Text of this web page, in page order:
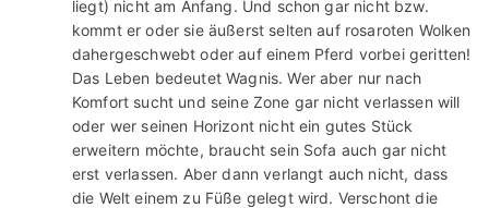
liegt) nicht am Anfang. Und schon gar nicht bzw.
kommt er oder sie äußerst selten auf rosaroten Wolken
dahergeschwebt oder auf einem Pferd vorbei geritten!
Das Leben bedeutet Wagnis. Wer aber nur nach
Komfort sucht und seine Zone gar nicht verlassen will
oder wer seinen Horizont nicht ein gutes Stück
erweitern möchte, braucht sein Sofa auch gar nicht
erst verlassen. Aber dann verlangt auch nicht, dass
die Welt einem zu Füße gelegt wird. Verschont die